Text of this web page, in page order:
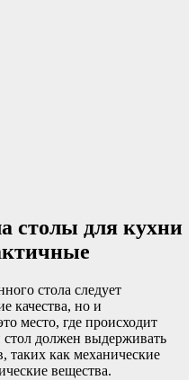
столы для кухни
стола следует
качества, но и
место, где происходит
стол должен выдерживать
таких как механические
вещества.